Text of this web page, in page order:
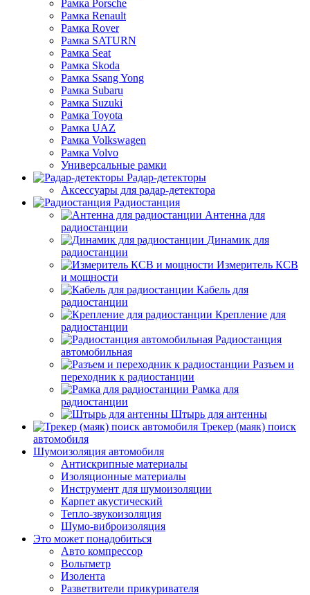
Рамка Porsche
Рамка Renault
Рамка Rover
Рамка SATURN
Рамка Seat
Рамка Skoda
Рамка Ssang Yong
Рамка Subaru
Рамка Suzuki
Рамка Toyota
Рамка UAZ
Рамка Volkswagen
Рамка Volvo
Универсальные рамки
Радар-детекторы
Аксессуары для радар-детектора
Радиостанция
Антенна для
радиостанции
Динамик для
радиостанции
Измеритель КСВ
и мощности
Кабель для
радиостанции
Крепление для
радиостанции
Радиостанция
автомобильная
Разъем и
переходник к радиостанции
Рамка для
радиостанции
Штырь для антенны
Трекер (маяк) поиск
автомобиля
Шумоизоляция автомобиля
Антискрипные материалы
Изоляционные материалы
Инструмент для шумоизоляции
Карпет акустический
Тепло-звукоизоляция
Шумо-виброизоляция
Это может понадобиться
Авто компрессор
Вольтметр
Изолента
Разветвители прикуривателя